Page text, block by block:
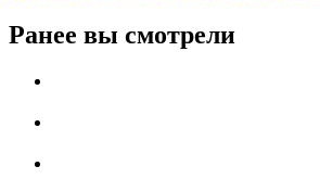
Ранее вы смотрели